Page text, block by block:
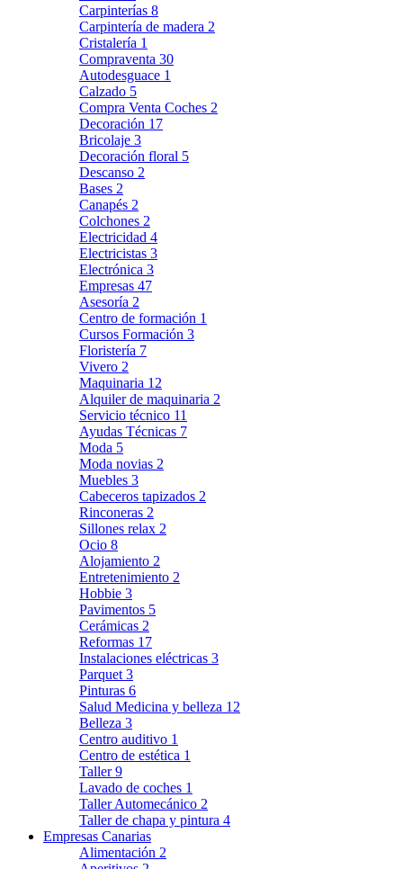
Carpinterías 8
Carpintería de madera 2
Cristalería 1
Compraventa 30
Autodesguace 1
Calzado 5
Compra Venta Coches 2
Decoración 17
Bricolaje 3
Decoración floral 5
Descanso 2
Bases 2
Canapés 2
Colchones 2
Electricidad 4
Electricistas 3
Electrónica 3
Empresas 47
Asesoría 2
Centro de formación 1
Cursos Formación 3
Floristería 7
Vivero 2
Maquinaria 12
Alquiler de maquinaria 2
Servicio técnico 11
Ayudas Técnicas 7
Moda 5
Moda novias 2
Muebles 3
Cabeceros tapizados 2
Rinconeras 2
Sillones relax 2
Ocio 8
Alojamiento 2
Entretenimiento 2
Hobbie 3
Pavimentos 5
Cerámicas 2
Reformas 17
Instalaciones eléctricas 3
Parquet 3
Pinturas 6
Salud Medicina y belleza 12
Belleza 3
Centro auditivo 1
Centro de estética 1
Taller9
Lavado de coches 1
Taller Automecánico 2
Taller de chapa y pintura 4
Empresas Canarias
Alimentación 2